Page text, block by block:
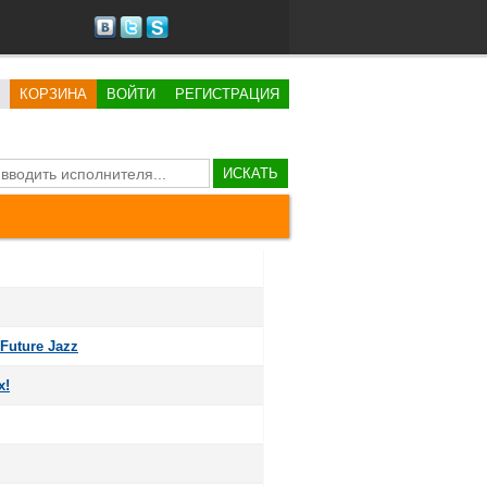
КОРЗИНА ВОЙТИ РЕГИСТРАЦИЯ
ИСКАТЬ
Future Jazz